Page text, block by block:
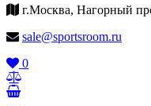
г.Москва, Нагорный
sale@sportsroom.ru
0